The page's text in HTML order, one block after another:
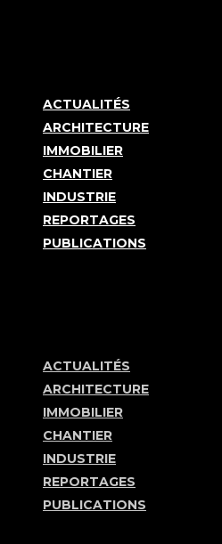
ACTUALITÉS
ARCHITECTURE
IMMOBILIER
CHANTIER
INDUSTRIE
REPORTAGES
PUBLICATIONS
ACTUALITÉS
ARCHITECTURE
IMMOBILIER
CHANTIER
INDUSTRIE
REPORTAGES
PUBLICATIONS